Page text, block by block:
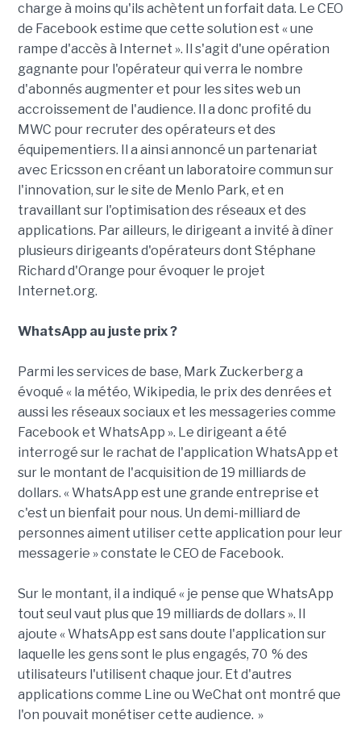
charge à moins qu'ils achètent un forfait data. Le CEO
de Facebook estime que cette solution est « une
rampe d'accès à Internet ». Il s'agit d'une opération
gagnante pour l'opérateur qui verra le nombre
d'abonnés augmenter et pour les sites web un
accroissement de l'audience. Il a donc profité du
MWC pour recruter des opérateurs et des
équipementiers. Il a ainsi annoncé un partenariat
avec Ericsson en créant un laboratoire commun sur
l'innovation, sur le site de Menlo Park, et en
travaillant sur l'optimisation des réseaux et des
applications. Par ailleurs, le dirigeant a invité à dîner
plusieurs dirigeants d'opérateurs dont Stéphane
Richard d'Orange pour évoquer le projet
Internet.org.
WhatsApp au juste prix ?
Parmi les services de base, Mark Zuckerberg a
évoqué « la météo, Wikipedia, le prix des denrées et
aussi les réseaux sociaux et les messageries comme
Facebook et WhatsApp ». Le dirigeant a été
interrogé sur le rachat de l'application WhatsApp et
sur le montant de l'acquisition de 19 milliards de
dollars. « WhatsApp est une grande entreprise et
c'est un bienfait pour nous. Un demi-milliard de
personnes aiment utiliser cette application pour leur
messagerie » constate le CEO de Facebook.
Sur le montant, il a indiqué « je pense que WhatsApp
tout seul vaut plus que 19 milliards de dollars ». Il
ajoute « WhatsApp est sans doute l'application sur
laquelle les gens sont le plus engagés, 70 % des
utilisateurs l'utilisent chaque jour. Et d'autres
applications comme Line ou WeChat ont montré que
l'on pouvait monétiser cette audience. »